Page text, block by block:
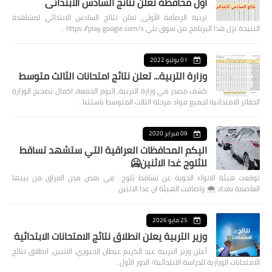
تربية الرصافة الأولى تعلن نتائج السادس الابتدائي لمشاهدة
النتيجة نزل هذا البرنامج من سوق بلي https://play.google.com/s…
01 يوليو 2022
وزارة التربية... تعلن نتائج امتحانات الثالث متوسط
كشف مصدر في وزارة التربية، اليوم الجمعة، اكمال تصحيح الوزارة
الدفاتر الامتحانية لجميع مواد مرحلة الثالث المتوسط باستثنا…
09 فبراير 2020
اليكم المحافظات العراقية التي ستشهد تساقط
للثلوج غدا الاثنين🥶
توقعت هيئة الانواء الجوية عن تساقط ثلوج في بعض مدن العراق من بينها
العاصمة بغداد ⁦🌨️⁩ واضافت الهيئة ان غدا الاثنين …
25 مايو 2026
وزير التربية يعلن انطلاق نتائج الامتحانات الابتدائية
أعلن وزير التربية عبد الكريم عبطان الجبوري، الاثنين، انطلاق نتائج
الامتحانات الوزارية للدراسة الابتدائية/ الدور الأول…